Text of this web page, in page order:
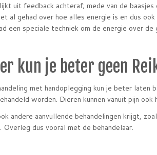
uit feedback achteraf; mede van de baasjes
al gehad over hoe alles energie is en dus
een speciale techniek om de energie over
kun je beter geen
met handoplegging kun je beter
worden. Dieren kunnen vanuit pijn ook
andere aanvullende behandelingen krijgt,
Overleg dus vooral met de behandelaar.